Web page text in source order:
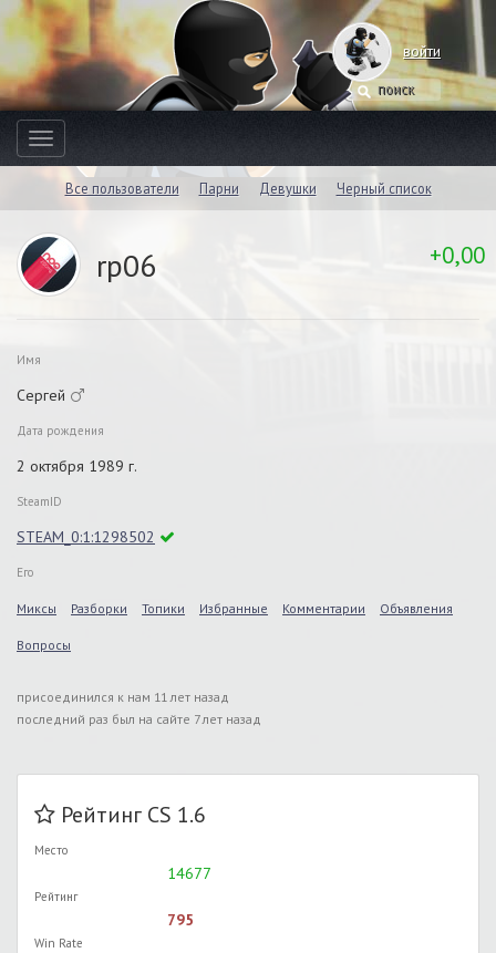
войти
Toggle
navigation
Все пользователи Парни Девушки Черный список
rp06 +0,00
Имя
Сергей
Дата рождения
2 октября 1989 г.
SteamID
STEAM_0:1:1298502
Его
Миксы Разборки Топики Избранные Комментарии Объявления
Вопросы
присоединился к нам 11 лет назад
последний раз был на сайте 7 лет назад
Рейтинг CS 1.6
Место
14677
Рейтинг
795
Win Rate